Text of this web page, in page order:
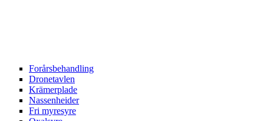
Forårsbehandling
Dronetavlen
Krämerplade
Nassenheider
Fri myresyre